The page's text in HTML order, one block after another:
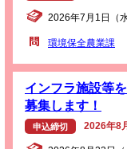
2026年7月1日（
環境保全農業課
インフラ施設等
募集します！
申込締切 2026年8